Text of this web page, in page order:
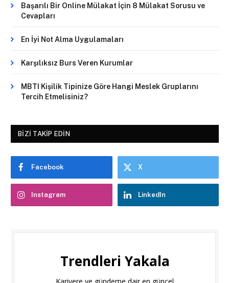
Başarılı Bir Online Mülakat İçin 8 Mülakat Sorusu ve
Cevapları
En İyi Not Alma Uygulamaları
Karşılıksız Burs Veren Kurumlar
MBTI Kişilik Tipinize Göre Hangi Meslek Gruplarını
Tercih Etmelisiniz?
BIZI TAKIP EDIN
Facebook X
Instagram LinkedIn
Trendleri Yakala